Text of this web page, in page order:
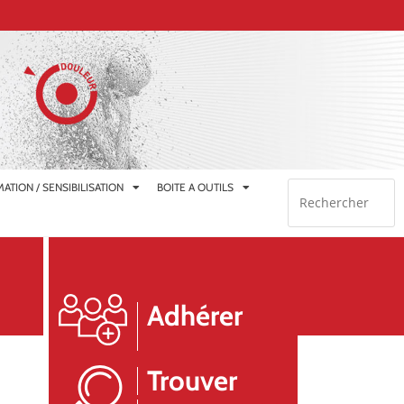
/ SENSIBILISATION BOITE A OUTILS
Adhérer
Trouver